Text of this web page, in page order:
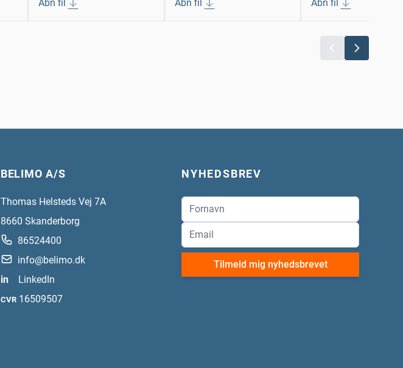
Åbn fil Åbn fil Åbn fil
BELIMO A/S
Thomas Helsteds Vej 7A
8660 Skanderborg
86524400
info@belimo.dk
in
LinkedIn
CVR 16509507
NYHEDSBREV
Tilmeld mig nyhedsbrevet